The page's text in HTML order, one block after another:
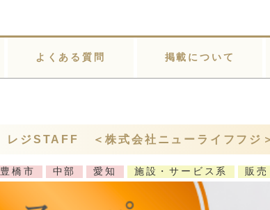
よくある質問 掲載について
レジSTAFF ＜株式会社ニューライフフジ
豊橋市 中部 愛知 施設・サービス系 販売